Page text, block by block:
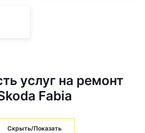
услуг на ремонт
Fabia
Скрыть/Показать